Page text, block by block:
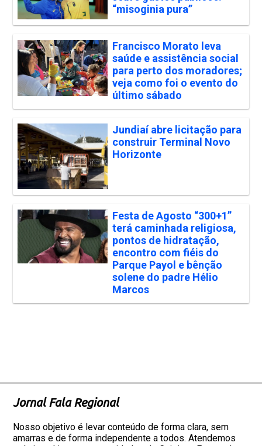
“misoginia pura”
Francisco Morato leva
saúde e assistência social
para perto dos moradores;
veja como foi o evento do
último sábado
Jundiaí abre licitação para
construir Terminal Novo
Horizonte
Festa de Agosto “300+1”
terá caminhada religiosa,
pontos de hidratação,
encontro com fiéis do
Parque Payol e bênção
solene do padre Hélio
Marcos
Jornal Fala Regional
Nosso objetivo é levar conteúdo de forma clara, sem
amarras e de forma independente a todos. Atendemos